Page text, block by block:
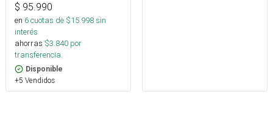
$ 95.990
en 6cuotas de $15.998sin
interés
ahorras $3.840 por
transferencia.
Disponible
+5 Vendidos